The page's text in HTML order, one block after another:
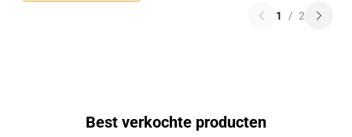
1 / 2
Best verkochte producten